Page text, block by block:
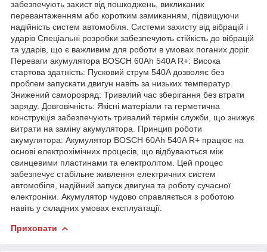
забезпечують захист від пошкоджень, викликаних
перевантаженням або коротким замиканням, підвищуючи
надійність систем автомобіля. Системи захисту від вібрацій і
ударів Спеціальні розробки забезпечують стійкість до вібрацій
та ударів, що є важливим для роботи в умовах поганих доріг.
Переваги акумулятора BOSCH 60Ah 540A R+: Висока
стартова здатність: Пусковий струм 540A дозволяє без
проблем запускати двигун навіть за низьких температур.
Знижений саморозряд: Тривалий час зберігання без втрати
заряду. Довговічність: Якісні матеріали та герметична
конструкція забезпечують тривалий термін служби, що знижує
витрати на заміну акумулятора. Принцип роботи
акумулятора: Акумулятор BOSCH 60Ah 540A R+ працює на
основі електрохімічних процесів, що відбуваються між
свинцевими пластинами та електролітом. Цей процес
забезпечує стабільне живлення електричних систем
автомобіля, надійний запуск двигуна та роботу сучасної
електроніки. Акумулятор чудово справляється з роботою
навіть у складних умовах експлуатації.
Приховати